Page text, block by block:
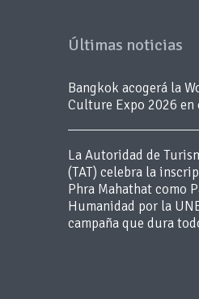
Últimas noticias
Bangkok acogerá la
Culture Expo 2026 en
La Autoridad de
(TAT) celebra la
Phra Mahathat como
Humanidad por la
campaña que dura